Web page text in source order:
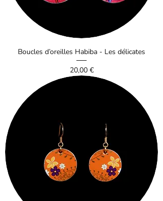
Boucles d’oreilles Habiba - Les délicates
Prix
20,00 €